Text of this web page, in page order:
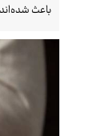
باعث